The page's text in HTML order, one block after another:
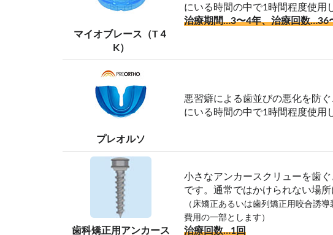
マイオブレース（T４
K）
にいる時間の中で1時間程度使用
治療期間…3〜4年、治療回数…36
プレオルソ
悪習癖による歯並びの悪化を防
にいる時間の中で1時間程度使用
歯科矯正用アンカース
小さなアンカースクリューを歯
です。通常ではかけられない場
（床矯正あるいは歯列矯正用咬合誘
費用の一部とします）
治療回数…1回